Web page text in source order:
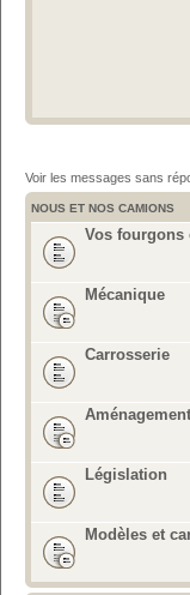
Voir les messages sans
NOUS ET NOS CAMIONS
Vos fourgons
Mécanique
Carrosserie
Aménagement
Législation
Modèles et